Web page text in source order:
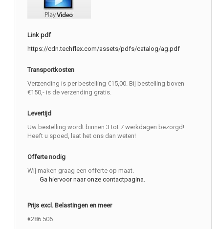
Link pdf
https://cdn.techflex.com/assets/pdfs/catalog/ag.pdf
Transportkosten
Verzending is per bestelling €15,00. Bij bestelling boven
€150,- is de verzending gratis.
Levertijd
Uw bestelling wordt binnen 3 tot 7 werkdagen bezorgd!
Heeft u spoed, laat het ons dan weten!
Offerte nodig
Wij maken graag een offerte op maat.
Ga hiervoor naar onze contactpagina.
Prijs excl. Belastingen en meer
€286.506